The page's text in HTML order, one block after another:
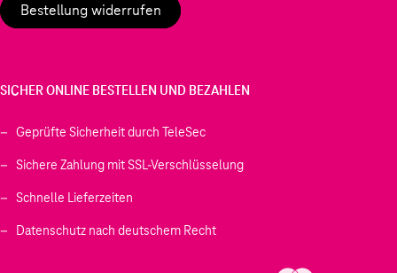
Bestellung widerrufen
SICHER ONLINE BESTELLEN UND BEZAHLEN
Geprüfte Sicherheit durch TeleSec
Sichere Zahlung mit SSL-Verschlüsselung
Schnelle Lieferzeiten
Datenschutz nach deutschem Recht